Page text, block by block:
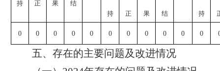
持 正 果 结
持 正 果 结 持
0 0 0 0 0 0 0 0 0 0 0
五、存在的主要问题及改进情况